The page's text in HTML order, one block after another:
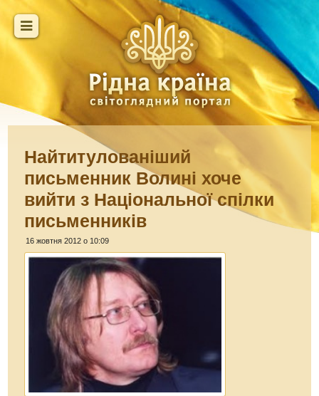
Найтитулованіший
письменник Волині хоче
вийти з Національної спілки
письменників
16 жовтня 2012 о 10:09